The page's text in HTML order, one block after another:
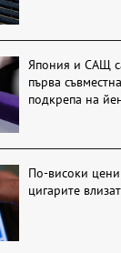
Япония и САЩ
първа
подкрепа на
По-високи
цигарите